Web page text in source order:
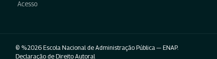
Acesso
© %2026 Escola Nacional de Administração Pública — ENAP.
Declaração de Direito Autoral